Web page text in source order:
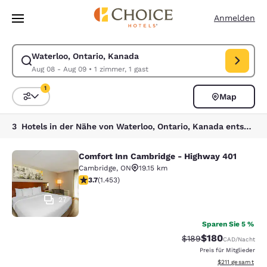
Weiter Zu Hauptinhalt
Anmelden
Waterloo, Ontario, Kanada
Aug 08 - Aug 09• 1 zimmer, 1 gast
Suche für Waterloo, Ontario, Kanada ändern. Check-in-Datum Aug 08,
Sortieren und Filtern,
1
Map
3 Hotels in der Nähe von Waterloo, Ontario, Kanada entsprechen Ihren Filtern
Comfort Inn Cambridge - Highway
27
Comfort Inn Cambridge - Highway 401
Cambridge, ON
19.15 km
3.66-Sterne-Bewertung. Gut. 1453 Bewertungen
3.7(1.453)
Sparen Sie 5 %
Durchgestrichener
$189Vergünstigter
$180CAD/Nacht
Preis für Mitglieder
Geschätzte
$211 gesamt